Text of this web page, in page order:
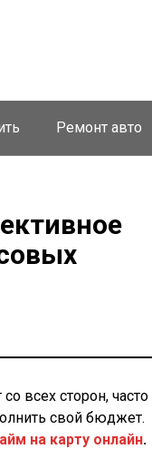
Ремонт авто
всех сторон, часто
свой бюджет.
на карту онлайн.